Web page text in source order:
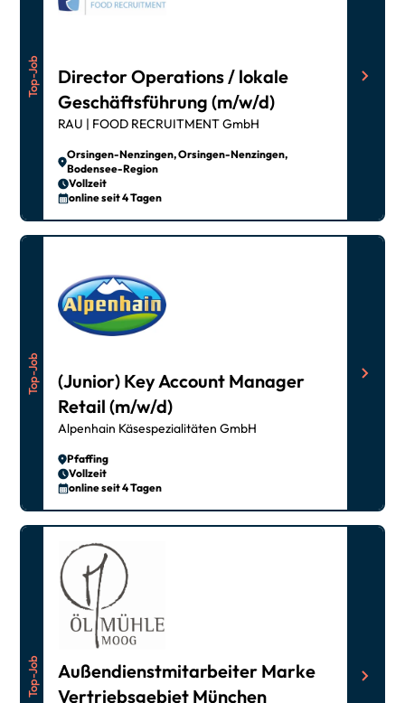
Top-Job
Director Operations / lokale
Geschäftsführung (m/w/d)
RAU | FOOD RECRUITMENT GmbH
Orsingen-Nenzingen, Orsingen-Nenzingen,
Bodensee-Region
Vollzeit
online seit 4 Tagen
Top-Job
(Junior) Key Account Manager
Retail (m/w/d)
Alpenhain Käsespezialitäten GmbH
Pfaffing
Vollzeit
online seit 4 Tagen
Top-Job
Außendienstmitarbeiter Marke
Vertriebsgebiet München